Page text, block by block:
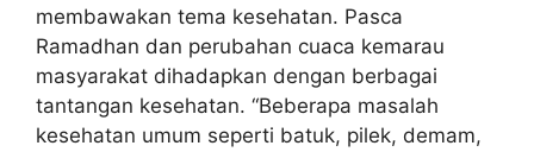
membawakan tema kesehatan. Pasca
Ramadhan dan perubahan cuaca kemarau
masyarakat dihadapkan dengan berbagai
tantangan kesehatan. “Beberapa masalah
kesehatan umum seperti batuk, pilek, demam,